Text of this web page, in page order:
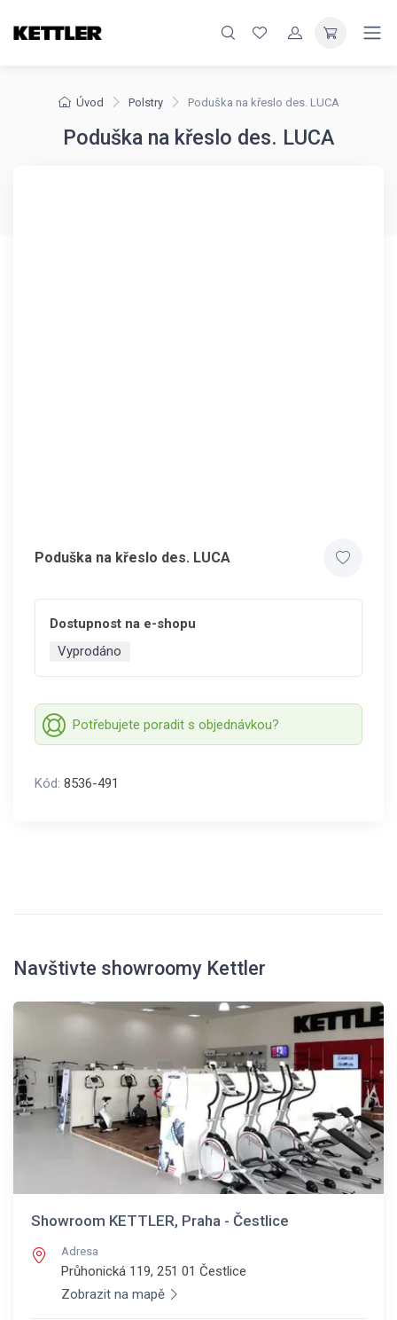
Úvod Polstry Poduška na křeslo des. LUCA
Poduška na křeslo des. LUCA
Poduška na křeslo des. LUCA
Dostupnost na e-shopu
Vyprodáno
Potřebujete poradit s objednávkou?
Kód: 8536-491
Navštivte showroomy Kettler
Showroom KETTLER, Praha - Čestlice
Adresa
Průhonická 119, 251 01 Čestlice
Zobrazit na mapě